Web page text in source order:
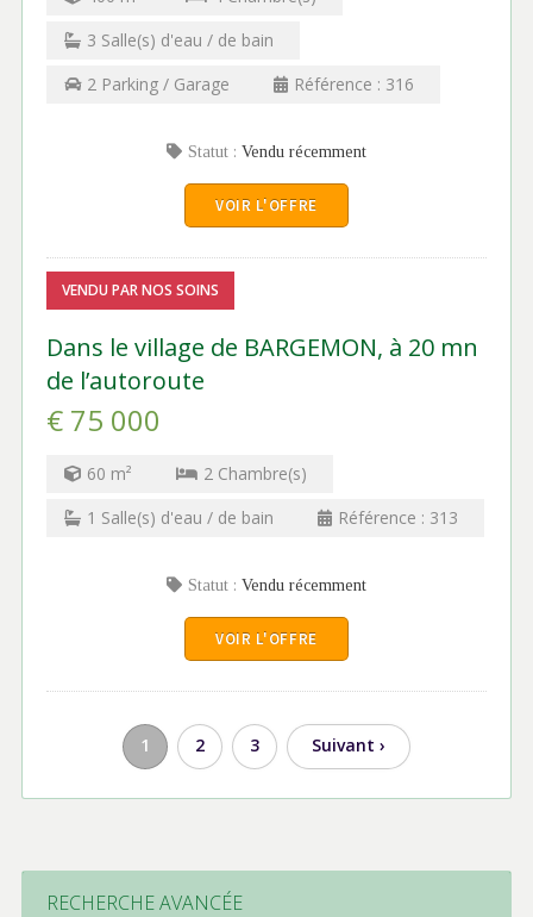
3 Salle(s) d'eau / de bain
2 Parking / Garage Référence : 316
Statut : Vendu récemment
VOIR L'OFFRE
VENDU PAR NOS SOINS
Dans le village de BARGEMON, à 20 mn
de l’autoroute
€ 75 000
60 m² 2 Chambre(s)
1 Salle(s) d'eau / de bain Référence : 313
Statut : Vendu récemment
VOIR L'OFFRE
1 2 3 Suivant ›
RECHERCHE AVANCÉE